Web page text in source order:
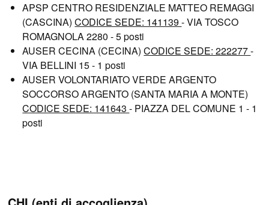
APSP CENTRO RESIDENZIALE MATTEO REMAGGI
(CASCINA)CODICE SEDE: 141139- VIA TOSCO
ROMAGNOLA 2280 - 5 posti
AUSER CECINA (CECINA)CODICE SEDE: 222277-
VIA BELLINI 15 - 1 posti
AUSER VOLONTARIATO VERDE ARGENTO
SOCCORSO ARGENTO (SANTA MARIA A MONTE)
CODICE SEDE: 141643- PIAZZA DEL COMUNE 1 - 1
posti